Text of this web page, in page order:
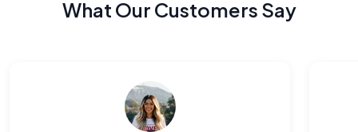
What Our Customers Say